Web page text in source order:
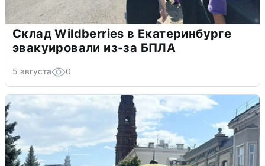
Склад Wildberries в Екатеринбурге
эвакуировали из-за БПЛА
5 августа 0